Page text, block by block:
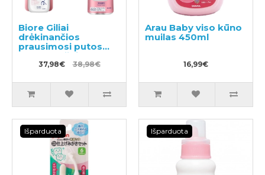
Biore Giliai
drėkinančios
prausimosi putos
200ml + užpildas
340ml37,98€ 38,98€
Arau Baby viso kūno
muilas 450ml
16,99€
Išparduota Išparduota